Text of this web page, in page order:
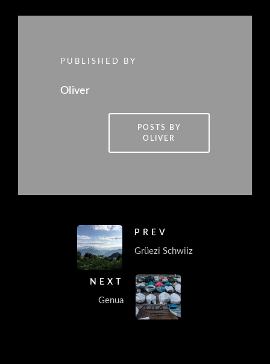
PUBLISHED BY
Oliver
POSTS BY
OLIVER
PREV
Grüezi Schwiiz
NEXT
Genua